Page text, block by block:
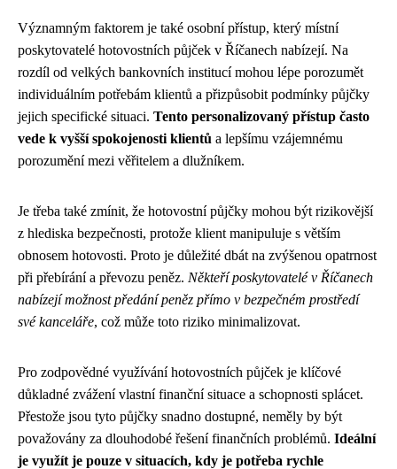
Významným faktorem je také osobní přístup, který místní
poskytovatelé hotovostních půjček v Říčanech nabízejí. Na
rozdíl od velkých bankovních institucí mohou lépe porozumět
individuálním potřebám klientů a přizpůsobit podmínky půjčky
jejich specifické situaci. Tento personalizovaný přístup často
vede k vyšší spokojenosti klientů a lepšímu vzájemnému
porozumění mezi věřitelem a dlužníkem.
Je třeba také zmínit, že hotovostní půjčky mohou být rizikovější
z hlediska bezpečnosti, protože klient manipuluje s větším
obnosem hotovosti. Proto je důležité dbát na zvýšenou opatrnost
při přebírání a převozu peněz. Někteří poskytovatelé v Říčanech
nabízejí možnost předání peněz přímo v bezpečném prostředí
své kanceláře, což může toto riziko minimalizovat.
Pro zodpovědné využívání hotovostních půjček je klíčové
důkladné zvážení vlastní finanční situace a schopnosti splácet.
Přestože jsou tyto půjčky snadno dostupné, neměly by být
považovány za dlouhodobé řešení finančních problémů. Ideální
je využít je pouze v situacích, kdy je potřeba rychle